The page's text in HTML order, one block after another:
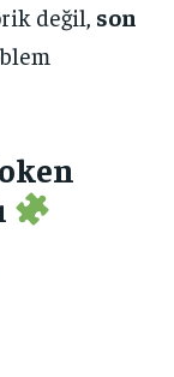
değil, son